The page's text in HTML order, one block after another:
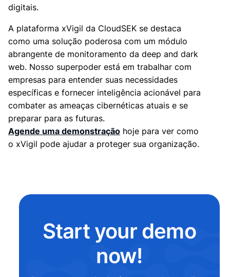
digitais.
A plataforma xVigil da CloudSEK se destaca
como uma solução poderosa com um módulo
abrangente de monitoramento da deep and dark
web. Nosso superpoder está em trabalhar com
empresas para entender suas necessidades
específicas e fornecer inteligência acionável para
combater as ameaças cibernéticas atuais e se
preparar para as futuras.
Agende uma demonstração hoje para ver como
o xVigil pode ajudar a proteger sua organização.
Start your demo
now!